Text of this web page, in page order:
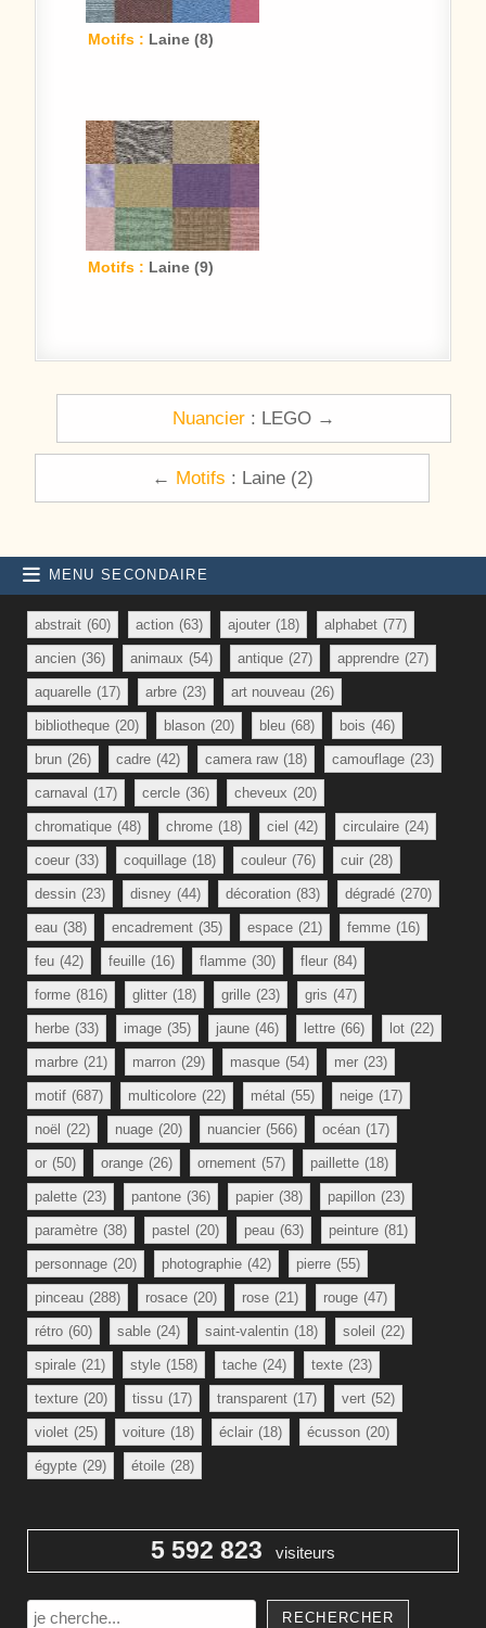
Motifs : Laine (8)
Motifs : Laine (9)
Navigation de l’article
Nuancier : LEGO →
← Motifs : Laine (2)
MENU SECONDAIRE
abstrait (60) action (63) ajouter (18) alphabet (77)
ancien (36) animaux (54) antique (27) apprendre (27)
aquarelle (17) arbre (23) art nouveau (26)
bibliotheque (20) blason (20) bleu (68) bois (46)
brun (26) cadre (42) camera raw (18) camouflage (23)
carnaval (17) cercle (36) cheveux (20)
chromatique (48) chrome (18) ciel (42) circulaire (24)
coeur (33) coquillage (18) couleur (76) cuir (28)
dessin (23) disney (44) décoration (83) dégradé (270)
eau (38) encadrement (35) espace (21) femme (16)
feu (42) feuille (16) flamme (30) fleur (84)
forme (816) glitter (18) grille (23) gris (47)
herbe (33) image (35) jaune (46) lettre (66) lot (22)
marbre (21) marron (29) masque (54) mer (23)
motif (687) multicolore (22) métal (55) neige (17)
noël (22) nuage (20) nuancier (566) océan (17)
or (50) orange (26) ornement (57) paillette (18)
palette (23) pantone (36) papier (38) papillon (23)
paramètre (38) pastel (20) peau (63) peinture (81)
personnage (20) photographie (42) pierre (55)
pinceau (288) rosace (20) rose (21) rouge (47)
rétro (60) sable (24) saint-valentin (18) soleil (22)
spirale (21) style (158) tache (24) texte (23)
texture (20) tissu (17) transparent (17) vert (52)
violet (25) voiture (18) éclair (18) écusson (20)
égypte (29) étoile (28)
5 592 823 visiteurs
Rechercher
RECHERCHER